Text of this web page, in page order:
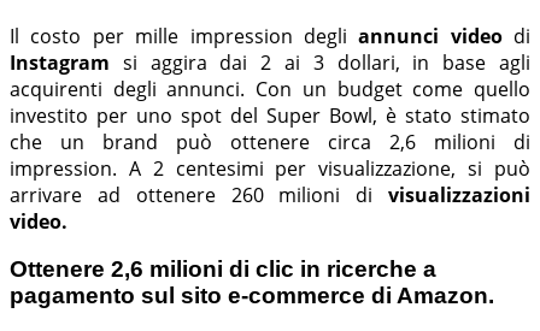
Il costo per mille impression degliannunci videodi
Instagram si aggira dai 2 ai 3 dollari, in base agli
acquirenti degli annunci. Con un budget come quello
investito per uno spot del Super Bowl, è stato stimato
che un brand può ottenere circa 2,6 milioni di
impression. A 2 centesimi per visualizzazione, si può
arrivare ad ottenere 260 milioni di visualizzazioni
video.
Ottenere 2,6 milioni di clic in ricerche a
pagamento sul sito e-commerce di Amazon.